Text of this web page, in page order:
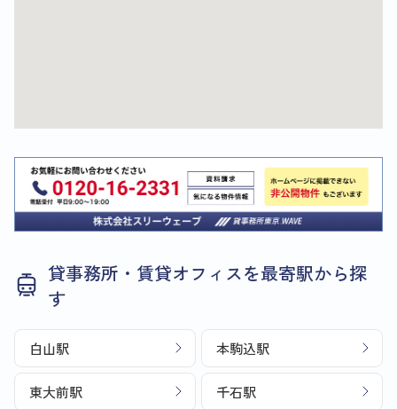
貸事務所・賃貸オフィスを最寄駅から探
す
白山駅 本駒込駅
東大前駅 千石駅